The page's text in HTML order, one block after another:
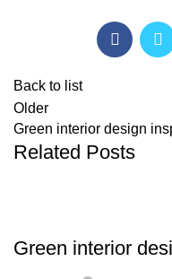
Back to list
Older
Green interior design
Related Posts
Green interior